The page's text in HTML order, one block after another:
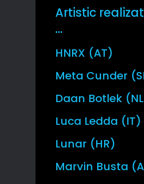
Artistic
…
HNRX (AT)
Meta Cunder
Daan Botlek
Luca Ledda (IT)
Lunar (HR)
Marvin Busta